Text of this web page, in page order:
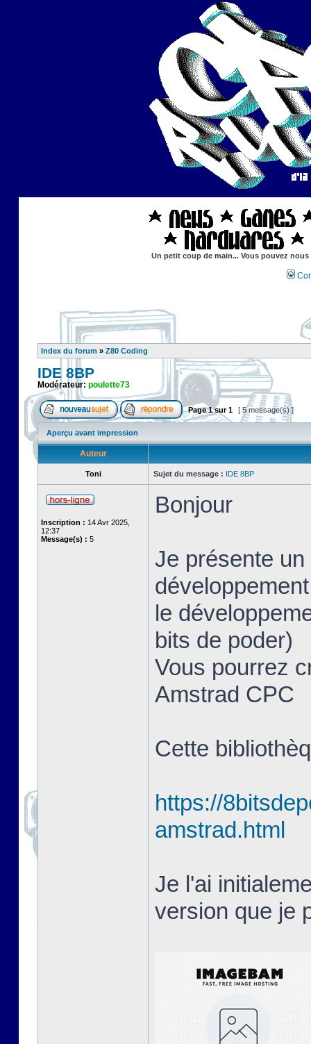
Un petit coup de main... Vous pouvez
Index du forum » Z80 Coding
IDE 8BP
Modérateur: poulette73
Page1sur1 [ 5 message(s) ]
Aperçu avant impression
Auteur
Toni Sujet du message : IDE 8BP
Inscription : 14 Avr 2025,
12:37
Message(s) : 5
Bonjour
Je présente
le
bits de poder)
Vous pourrez
Amstrad CPC
Cette
https://
amstrad.html
Je l'ai
version que je